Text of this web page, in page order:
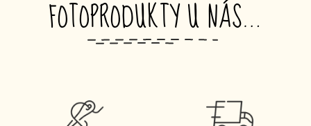
FOTOPRODUKTY U NÁS…
_